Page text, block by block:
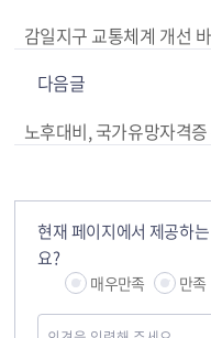
감일지구 교통체계 개선
다음글
현재 페이지에서 제공하
요?
매우만족 만족